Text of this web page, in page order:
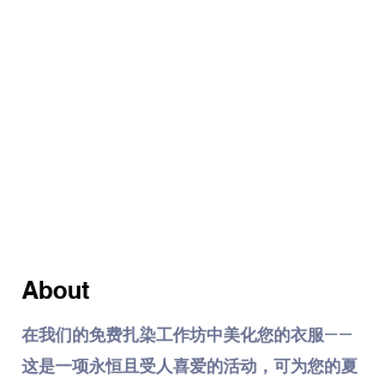
About
在我们的免费扎染工作坊中美化您的衣服——
这是一项永恒且受人喜爱的活动，可为您的夏